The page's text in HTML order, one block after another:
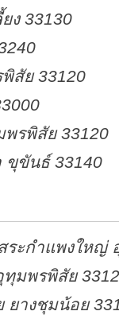
ง 33130
สัย 33120
พรพิสัย 33120
ขุขันธ์ 33140
ระกำแพงใหญ่
ทุมพรพิสัย
ยางชุมน้อย